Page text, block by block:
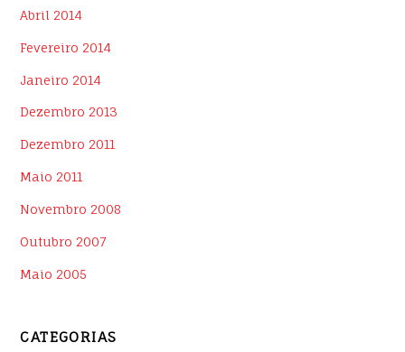
Abril 2014
Fevereiro 2014
Janeiro 2014
Dezembro 2013
Dezembro 2011
Maio 2011
Novembro 2008
Outubro 2007
Maio 2005
CATEGORIAS